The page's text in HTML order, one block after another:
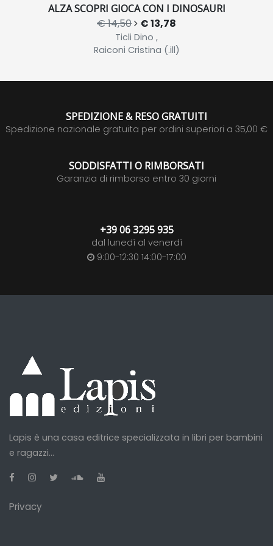
ALZA SCOPRI GIOCA CON I DINOSAURI
€ 14,50 € 13,78
Ticli Dino ,
Raiconi Cristina (.ill)
SPEDIZIONE & RESO GRATUITI
Spedizione nazionale gratuita per ordini superiori a 35,00 €
SODDISFATTI O RIMBORSATI
Garanzia di rimborso entro 30 giorni
+39 06 3295 935
dal lunedì al venerdì
9:00-12:30 14:00-17:00
Lapis è una casa editrice specializzata in libri per bambini
e ragazzi...
Privacy